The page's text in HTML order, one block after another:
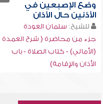
وضع الإصبعين في
الأذنين حال الأذان
للشيخ: سلمان العودة
جزء من محاضرة ( شرح العمدة
(الأمالي) - كتاب الصلاة - باب
الأذان والإقامة)